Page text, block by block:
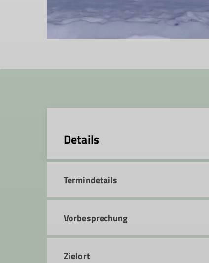
Details
Termindetails
Vorbesprechung
Zielort